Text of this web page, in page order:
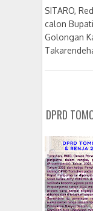
SITARO,
calon
Golongan
DPRD